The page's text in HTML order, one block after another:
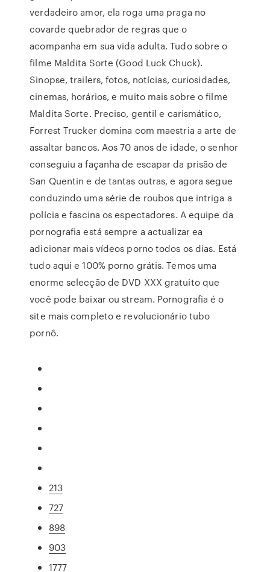
verdadeiro amor, ela roga uma praga no
covarde quebrador de regras que o
acompanha em sua vida adulta. Tudo sobre o
filme Maldita Sorte (Good Luck Chuck).
Sinopse, trailers, fotos, notícias, curiosidades,
cinemas, horários, e muito mais sobre o filme
Maldita Sorte. Preciso, gentil e carismático,
Forrest Trucker domina com maestria a arte de
assaltar bancos. Aos 70 anos de idade, o senhor
conseguiu a façanha de escapar da prisão de
San Quentin e de tantas outras, e agora segue
conduzindo uma série de roubos que intriga a
polícia e fascina os espectadores. A equipe da
pornografia está sempre a actualizar ea
adicionar mais vídeos porno todos os dias. Está
tudo aqui e 100% porno grátis. Temos uma
enorme selecção de DVD XXX gratuito que
você pode baixar ou stream. Pornografia é o
site mais completo e revolucionário tubo
pornô.
213
727
898
903
1777